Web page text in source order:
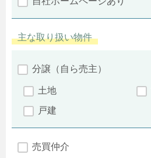
主な取り扱い物件
分譲（自ら売主）
土地
戸建
売買仲介